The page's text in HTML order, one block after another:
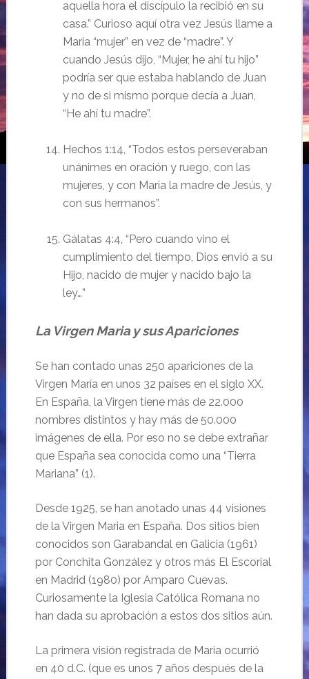
aquella hora el discípulo la recibió en su
casa.” Curioso aquí otra vez Jesús llame a
Maria “mujer” en vez de “madre”. Y
cuando Jesús dijo, “Mujer, he ahí tu hijo”
podría ser que estaba hablando de Juan
y no de si mismo porque decía a Juan,
“He ahí tu madre”.
Hechos 1:14, “Todos estos perseveraban
unánimes en oración y ruego, con las
mujeres, y con Maria la madre de Jesús, y
con sus hermanos”.
Gálatas 4:4, “Pero cuando vino el
cumplimiento del tiempo, Dios envió a su
Hijo, nacido de mujer y nacido bajo la
ley…”
La Virgen Maria y sus Apariciones
Se han contado unas 250 apariciones de la
Virgen María en unos 32 países en el siglo XX.
En España, la Virgen tiene más de 22.000
nombres distintos y hay más de 50.000
imágenes de ella. Por eso no se debe extrañar
que España sea conocida como una “Tierra
Mariana” (1).
Desde 1925, se han anotado unas 44 visiones
de la Virgen Maria en España. Dos sitios bien
conocidos son Garabandal en Galicia (1961)
por Conchita González y otros más El Escorial
en Madrid (1980) por Amparo Cuevas.
Curiosamente la Iglesia Católica Romana no
han dada su aprobación a estos dos sitios aún.
La primera visión registrada de Maria ocurrió
en 40 d.C. (que es unos 7 años después de la